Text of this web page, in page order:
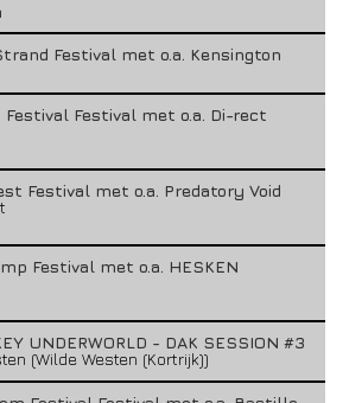
Festival met o.a. Kensington
Festival Festival met o.a. Di-rect
Festival met o.a. Predatory Void
Festival met o.a. HESKEN
UNDERWORLD - DAK SESSION #3
(Wilde Westen (Kortrijk))